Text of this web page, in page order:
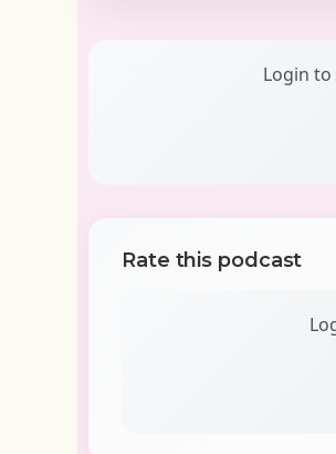
Login to
Rate this podcast